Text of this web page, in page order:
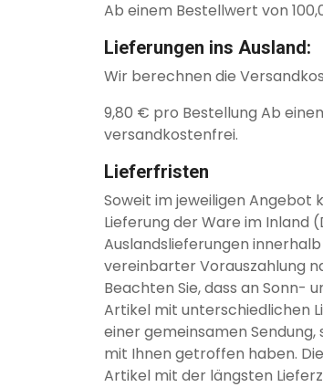
Ab einem Bestellwert von
Lieferungen ins Ausland:
Wir berechnen die
9,80 € pro Bestellung Ab
versandkostenfrei.
Lieferfristen
Soweit im jeweiligen Angebot
Lieferung der Ware im Inland
Auslandslieferungen
vereinbarter Vorauszahlung
Beachten Sie, dass an Sonn-
Artikel mit unterschiedlichen
einer gemeinsamen
mit Ihnen getroffen haben.
Artikel mit der längsten